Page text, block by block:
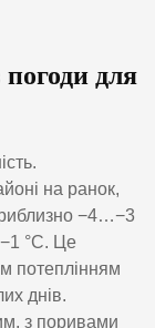
для
на ранок,
−4…−3
°C. Це
потеплінням
днів.
з поривами